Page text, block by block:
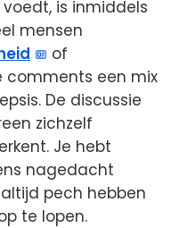
is inmiddels
mensen
of
comments een mix
De discussie
zichzelf
Je hebt
nagedacht
pech hebben
te lopen.